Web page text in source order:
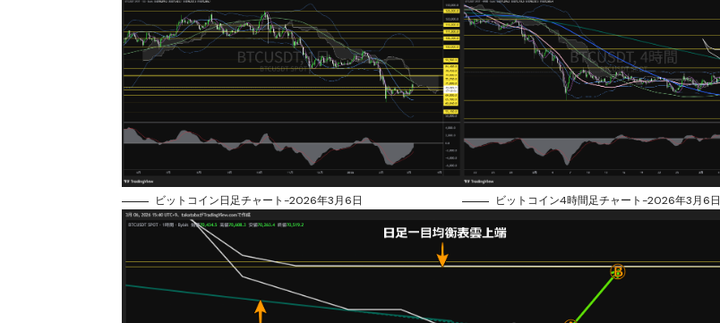
ビットコイン日足チャート-2026年3月6日 ビットコイン4時間足チャート-2026年3月6日